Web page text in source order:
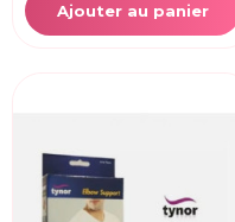
Ajouter au panier